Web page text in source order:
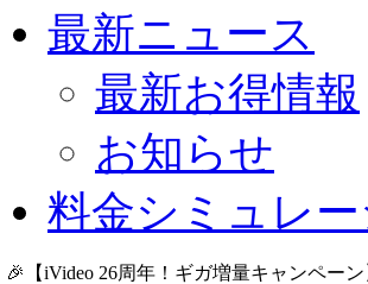
最新ニュース
最新お得情報
お知らせ
料金シミュレ
🎉【iVideo 26周年！ギガ増量キャンペー